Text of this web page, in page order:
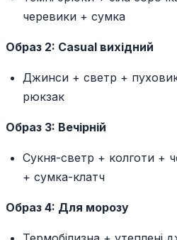
черевики + сумка
Образ 2: Casual вихідний
Джинси + светр +
рюкзак
Образ 3: Вечірній
Сукня-светр + колготи +
+ сумка-клатч
Образ 4: Для морозу